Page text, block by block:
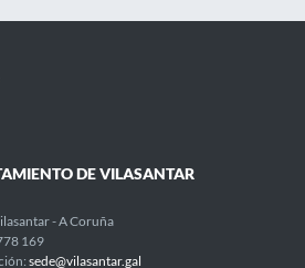
DE VILASANTAR
- A Coruña
169
sede@vilasantar.gal